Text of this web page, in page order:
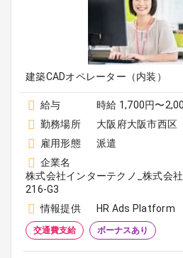
建築CADオペレーター（内装）
給与
時給 1,700円〜
勤務場所
大阪府大阪市西区
雇用形態
派遣
企業名
株式会社インターテクノ_株式会
216-G3
情報提供
HR Ads Platform
交通費支給 ボーナスあり